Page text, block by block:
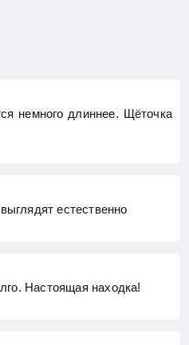
немного длиннее. Щёточка
естественно
Настоящая находка!